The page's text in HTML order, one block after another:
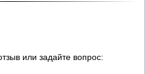
или задайте вопрос: